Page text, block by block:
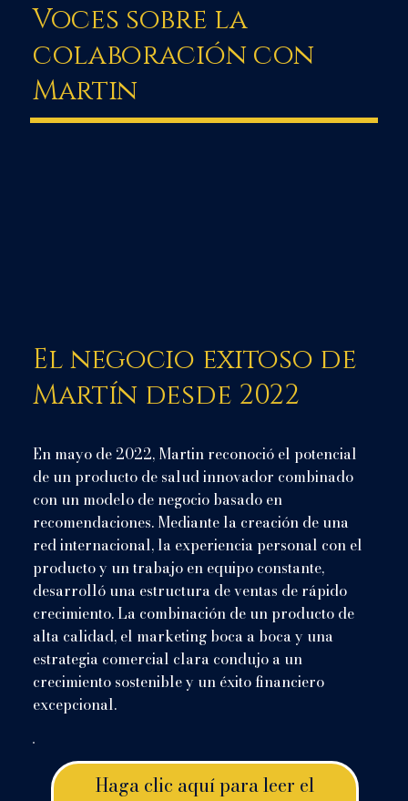
Voces sobre la
colaboración con
Martin
El negocio exitoso de
Martín desde 2022
En mayo de 2022, Martin reconoció el potencial
de un producto de salud innovador combinado
con un modelo de negocio basado en
recomendaciones. Mediante la creación de una
red internacional, la experiencia personal con el
producto y un trabajo en equipo constante,
desarrolló una estructura de ventas de rápido
crecimiento. La combinación de un producto de
alta calidad, el marketing boca a boca y una
estrategia comercial clara condujo a un
crecimiento sostenible y un éxito financiero
excepcional.
Haga clic aquí para leer el